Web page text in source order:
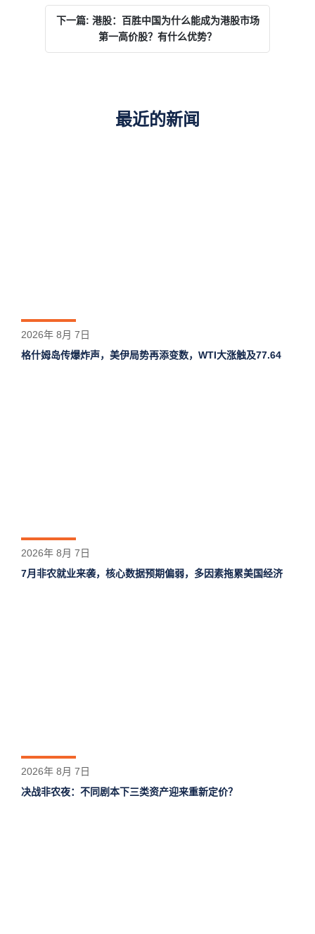
下一篇: 港股：百胜中国为什么能成为港股市场
第一高价股？有什么优势？
最近的新闻
2026年 8月 7日
格什姆岛‌传爆炸声，美伊局势再添变数，WTI大涨触及77.64
2026年 8月 7日
7月非农就业来袭，核心数据预期偏弱，多因素拖累美国经济
2026年 8月 7日
决战非农夜：不同剧本下三类资产迎来重新定价？